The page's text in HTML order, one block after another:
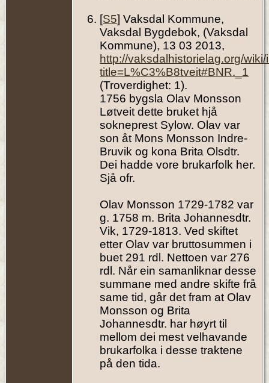
[S5] Vaksdal Kommune,
Vaksdal Bygdebok, (Vaksdal
Kommune), 13 03 2013,
http://vaksdalhistorielag.org/
title=L%C3%B8tveit#BNR._1
(Troverdighet: 1).
1756 bygsla Olav Monsson
Løtveit dette bruket hjå
sokneprest Sylow. Olav var
son åt Mons Monsson Indre-
Bruvik og kona Brita Olsdtr.
Dei hadde vore brukarfolk her.
Sjå ofr.
Olav Monsson 1729-1782 var
g. 1758 m. Brita Johannesdtr.
Vik, 1729-1813. Ved skiftet
etter Olav var bruttosummen i
buet 291 rdl. Nettoen var 276
rdl. Når ein samanliknar desse
summane med andre skifte frå
same tid, går det fram at Olav
Monsson og Brita
Johannesdtr. har høyrt til
mellom dei mest velhavande
brukarfolka i desse traktene
på den tida.